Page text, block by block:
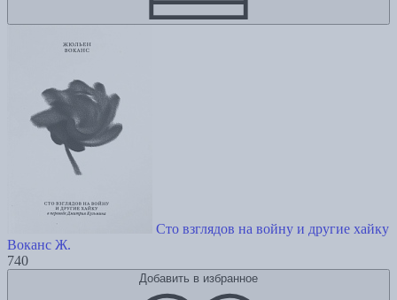
Сто взглядов на войну и другие хайку
Воканс Ж.
740
Добавить в избранное